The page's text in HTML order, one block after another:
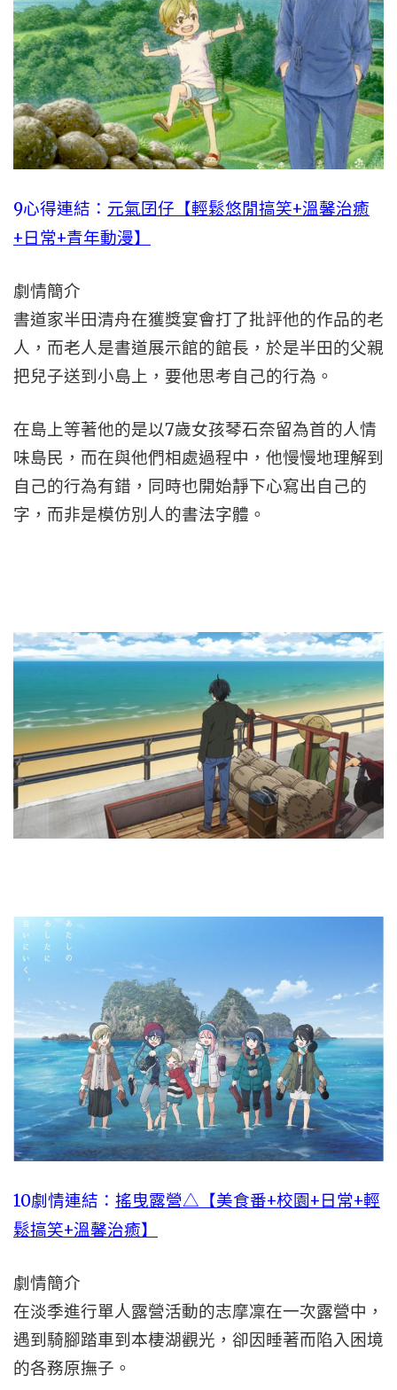
9心得連結： 元氣囝仔【輕鬆悠閒搞笑+溫馨治癒
+日常+青年動漫】
劇情簡介
書道家半田清舟在獲獎宴會打了批評他的作品的老
人，而老人是書道展示館的館長，於是半田的父親
把兒子送到小島上，要他思考自己的行為。
在島上等著他的是以7歲女孩琴石奈留為首的人情
味島民，而在與他們相處過程中，他慢慢地理解到
自己的行為有錯，同時也開始靜下心寫出自己的
字，而非是模仿別人的書法字體。
10劇情連結： 搖曳露營△【美食番+校園+日常+輕
鬆搞笑+溫馨治癒】
劇情簡介
在淡季進行單人露營活動的志摩凜在一次露營中，
遇到騎腳踏車到本棲湖觀光，卻因睡著而陷入困境
的各務原撫子。